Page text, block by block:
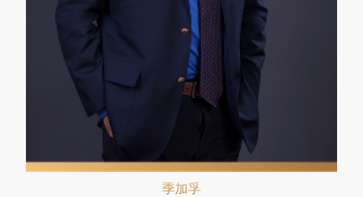
季加孚